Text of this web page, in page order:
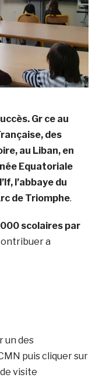
Gr ce au
des
au Liban, en
Equatoriale
l’abbaye du
de Triomphe.
scolaires par
a
un des
puis cliquer sur
visite